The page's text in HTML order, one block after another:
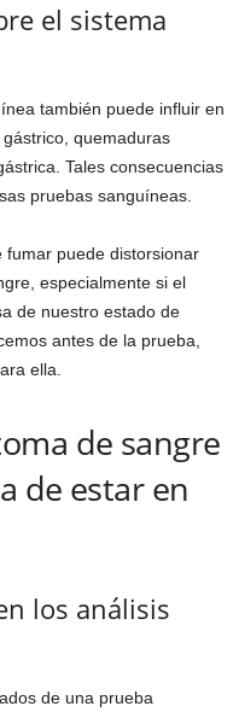
el sistema
también puede influir en
quemaduras
Tales consecuencias
pruebas sanguíneas.
fumar puede distorsionar
especialmente si el
de nuestro estado de
antes de la prueba,
ella.
de sangre
de estar en
los análisis
de una prueba